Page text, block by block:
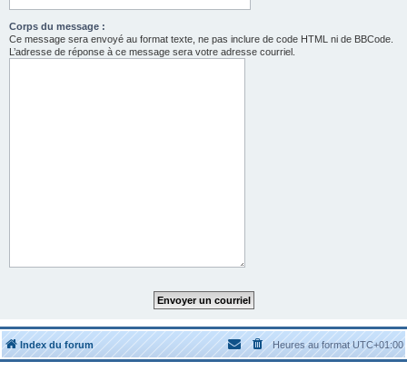
Corps du message :
Ce message sera envoyé au format texte, ne pas inclure de code HTML ni de BBCode.
L’adresse de réponse à ce message sera votre adresse courriel.
Index du forum Heures au formatUTC+01:00